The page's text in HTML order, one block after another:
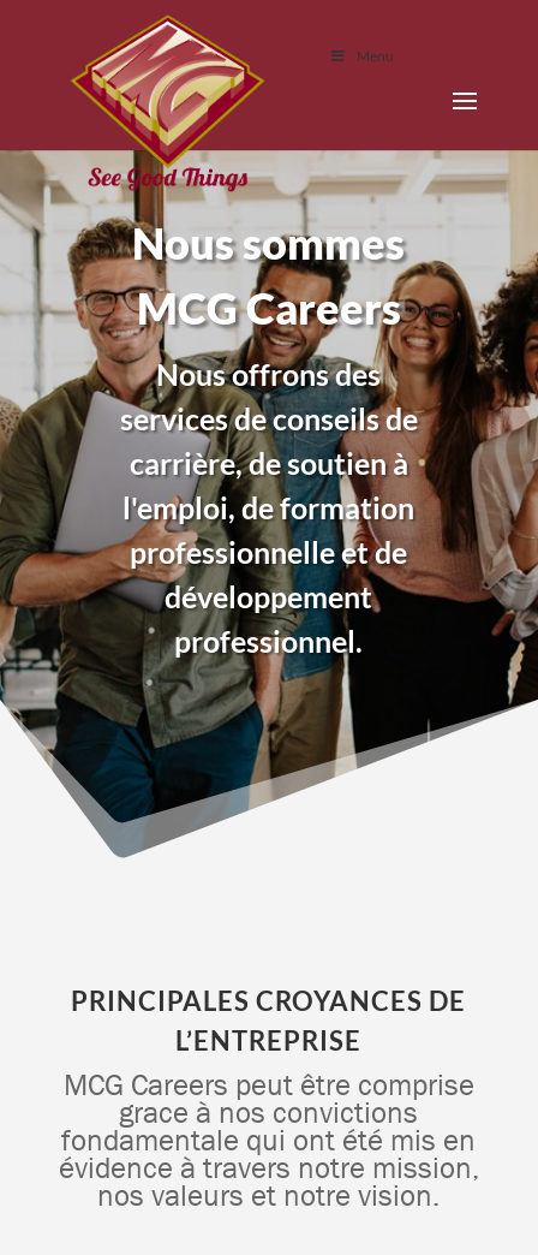
Menu
Nous sommes
MCG Careers
Nous offrons des
services de conseils de
carrière, de soutien à
l'emploi, de formation
professionnelle et de
développement
professionnel.
PRINCIPALES CROYANCES DE
L’ENTREPRISE
MCG Careers peut être comprise
grace à nos convictions
fondamentale qui ont été mis en
évidence à travers notre mission,
nos valeurs et notre vision.